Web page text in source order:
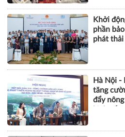
Khởi
phần
phát
Hà Nội -
tăng
đẩy